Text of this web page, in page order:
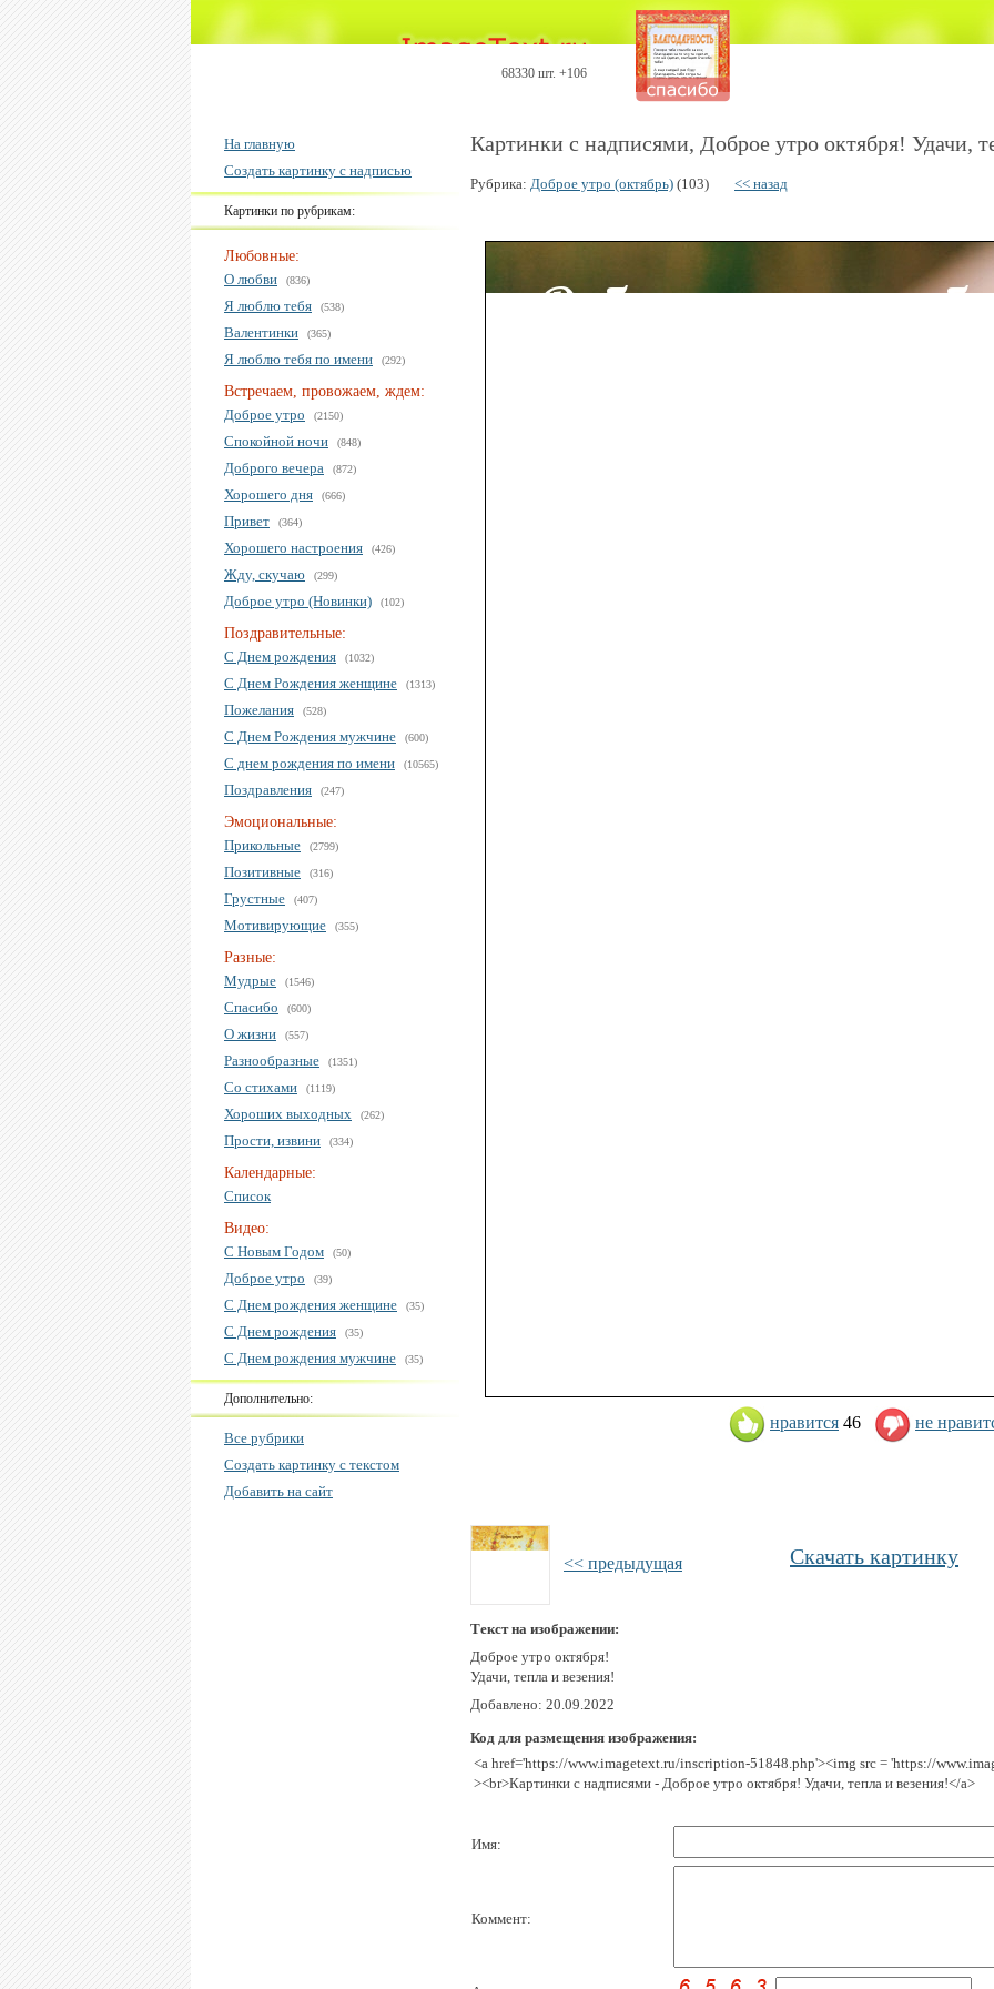
68330 шт. +106
На главную
Создать картинку с надписью
Картинки по рубрикам:
Любовные:
О любви
(836)
Я люблю тебя (538)
Валентинки (365)
Я люблю тебя по имени (292)
Встречаем, провожаем, ждем:
Доброе утро
(2150)
Спокойной ночи (848)
Доброго вечера (872)
Хорошего дня (666)
Привет (364)
Хорошего настроения (426)
Жду, скучаю (299)
Доброе утро (Новинки) (102)
Поздравительные:
С Днем рождения
(1032)
С Днем Рождения женщине (1313)
Пожелания (528)
С Днем Рождения мужчине (600)
С днем рождения по имени (10565)
Поздравления (247)
Эмоциональные:
Прикольные
(2799)
Позитивные (316)
Грустные (407)
Мотивирующие (355)
Разные:
Мудрые
(1546)
Спасибо (600)
О жизни (557)
Разнообразные (1351)
Со стихами (1119)
Хороших выходных (262)
Прости, извини (334)
Календарные:
Список
Видео:
С Новым Годом
(50)
Доброе утро (39)
С Днем рождения женщине (35)
С Днем рождения (35)
С Днем рождения мужчине (35)
Дополнительно:
Все рубрики
Создать картинку с текстом
Добавить на сайт
Картинки с надписями, Доброе утро октября! Удачи,
Рубрика: Доброе утро (октябрь) (103) << назад
нравится 46 не
<< предыдущая Скачать картинку
Текст на изображении:
Доброе утро октября!
Удачи, тепла и везения!
Добавлено: 20.09.2022
Код для размещения изображения:
<a href='https://www.imagetext.ru/inscription-51848.php'><img src = 'https://
><br>Картинки с надписями - Доброе утро октября! Удачи, тепла и везения!</a>
Имя:
Коммент: